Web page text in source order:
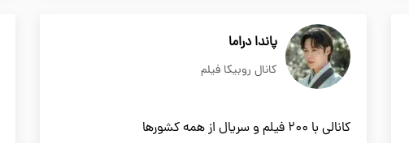
پاندا دراما
کانال روبیکا فیلم
کانالی با 200 فیلم و سریال از همه کشورها